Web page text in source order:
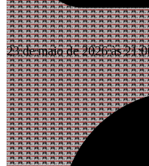
23 de maio de 2026 às